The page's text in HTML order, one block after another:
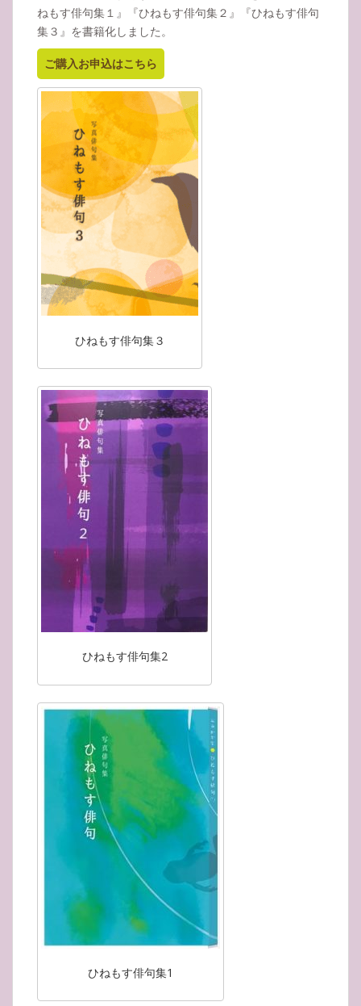
ねもす俳句集１』『ひねもす俳句集２』『ひねもす俳句
集３』を書籍化しました。
ご購入お申込はこちら
ひねもす俳句集３
ひねもす俳句集2
ひねもす俳句集1